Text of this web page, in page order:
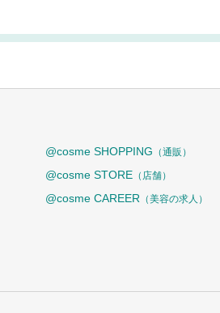
@cosme SHOPPING （通販）
@cosme STORE （店舗）
@cosme CAREER （美容の求人）